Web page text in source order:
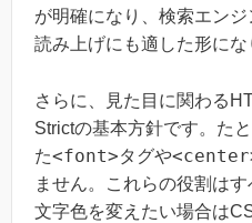
が明確になり、検索エン
読み上げにも適した形にな
さらに、見た目に関わる
Strictの基本方針です。た
た<font>タグや
ません。これらの役割は
文字色を変えたい場合は